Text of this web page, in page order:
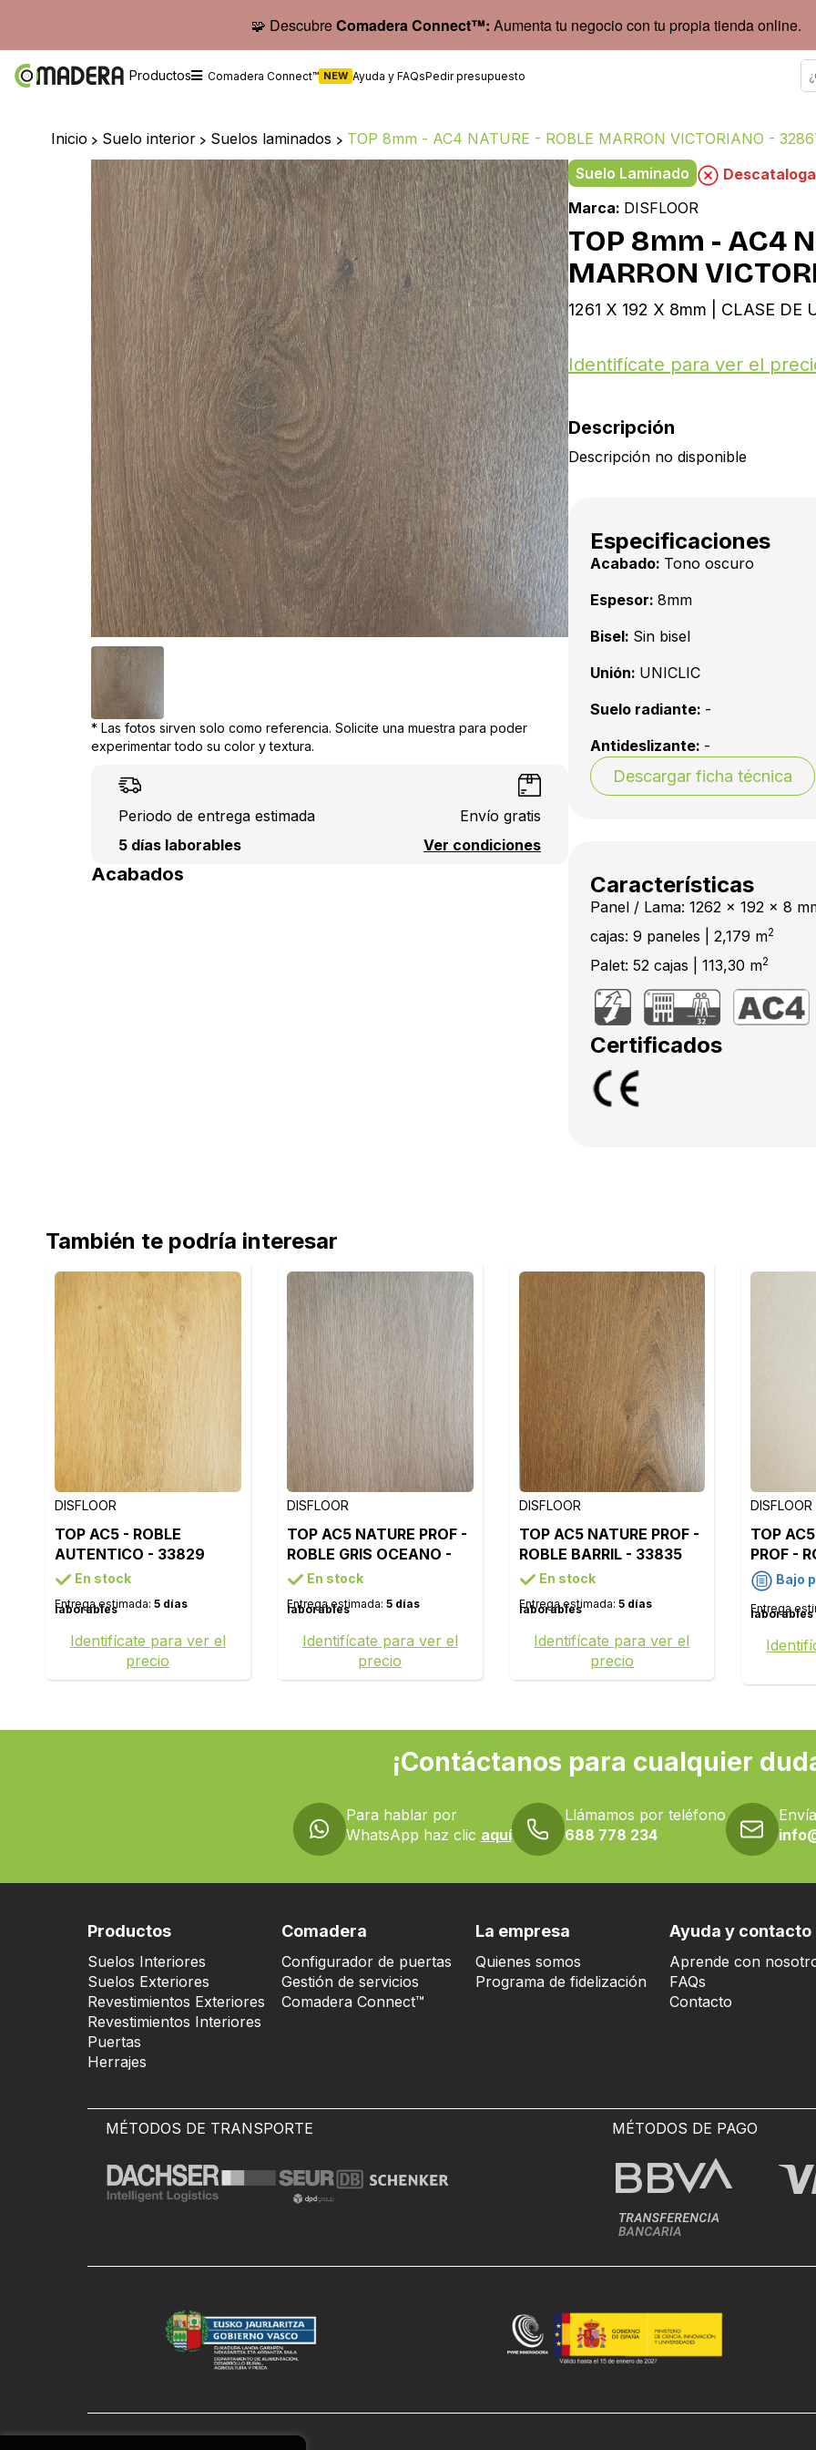
🧩 DescubreComadera Connect™: Aumenta tu negocio con tu propia tienda online.
Productos Comadera Connect™ NEW Ayuda y FAQsPedir presupuesto
Inicio > Suelo interior > Suelos laminados > TOP 8mm - AC4 NATURE - ROBLE MARRON VICTORIANO -
* Las fotos sirven solo como referencia. Solicite una muestra para poder
experimentar todo su color y textura.
Periodo de entrega estimada
5 días laborables
Envío gratis
Ver condiciones
Acabados
Suelo Laminado
Marca: DISFLOOR
TOP 8mm - AC4
MARRON
1261 X 192 X 8mm | CLASE DE
Identifícate para ver el
Descripción
Descripción no disponible
Especificaciones
Acabado: Tono oscuro
Espesor: 8mm
Bisel: Sin bisel
Unión: UNICLIC
Suelo radiante: -
Antideslizante: -
Descargar ficha técnica
Características
Panel / Lama: 1262 x 192 x 8
cajas: 9 paneles | 2,179 m2
Palet: 52 cajas | 113,30 m2
Certificados
También te podría interesar
DISFLOOR
TOP AC5 - ROBLE
AUTENTICO - 33829
En stock
Entrega estimada: 5 días
laborables
Identifícate para ver el
precio
DISFLOOR
TOP AC5 NATURE PROF -
ROBLE GRIS OCEANO -
33805
En stock
Entrega estimada: 5 días
laborables
Identifícate para ver el
precio
DISFLOOR
TOP AC5 NATURE PROF -
ROBLE BARRIL - 33835
En stock
Entrega estimada: 5 días
laborables
Identifícate para ver el
precio
DISFLOOR
TOP
PROF -
Bajo
Entrega
laborables
¡Contáctanos para cualquier
Para hablar por
WhatsApp haz clic aquí
Llámamos por teléfono
688 778 234
Productos
Suelos Interiores
Suelos Exteriores
Revestimientos Exteriores
Revestimientos Interiores
Puertas
Herrajes
Comadera
Configurador de puertas
Gestión de servicios
Comadera Connect™
La empresa
Quienes somos
Programa de fidelización
Ayuda y contacto
Aprende con
FAQs
Contacto
MÉTODOS DE TRANSPORTE MÉTODOS DE PAGO